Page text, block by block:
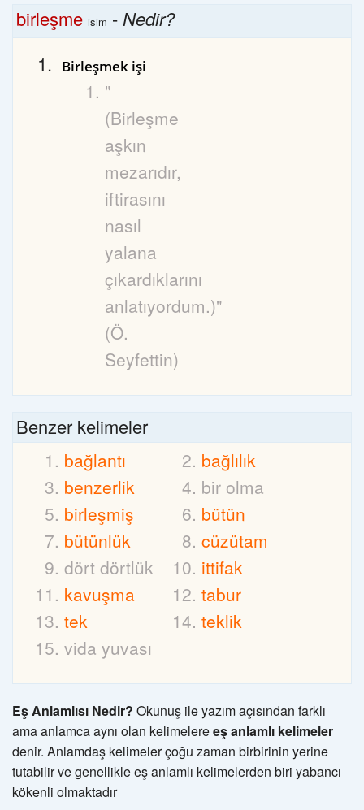
birleşme isim -Nedir?
Birleşmek işi
"
(Birleşme
aşkın
mezarıdır,
iftirasını
nasıl
yalana
çıkardıklarını
anlatıyordum.)"
(Ö.
Seyfettin)
Benzer kelimeler
bağlantı
bağlılık
benzerlik
bir olma
birleşmiş
bütün
bütünlük
cüzütam
dört dörtlük
ittifak
kavuşma
tabur
tek
teklik
vida yuvası
Eş Anlamlısı Nedir? Okunuş ile yazım açısından farklı
ama anlamca aynı olan kelimelereeş anlamlı kelimeler
denir. Anlamdaş kelimeler çoğu zaman birbirinin yerine
tutabilir ve genellikle eş anlamlı kelimelerden biri yabancı
kökenli olmaktadır